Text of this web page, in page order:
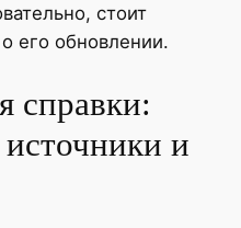
стоит
его обновлении.
справки:
и